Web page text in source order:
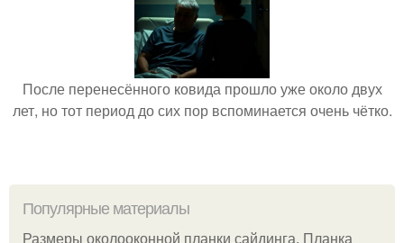
После перенесённого ковида прошло уже около двух
лет, но тот период до сих пор вспоминается очень чётко.
Популярные материалы
Размеры околооконной планки сайдинга. Планка